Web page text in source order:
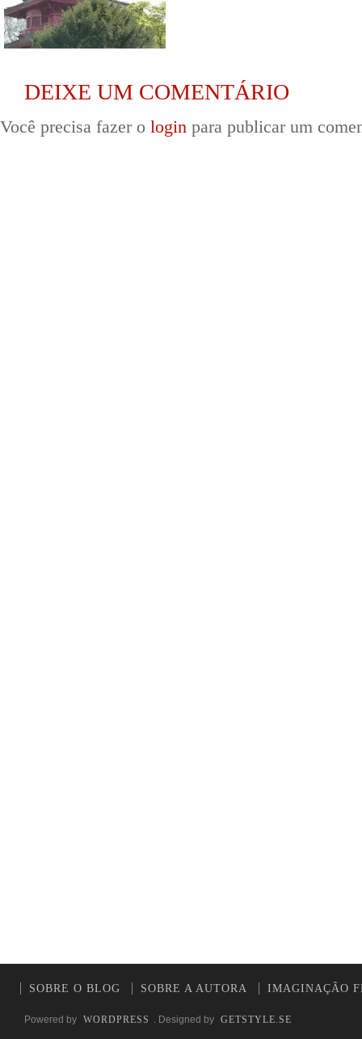
DEIXE UM COMENTÁRIO
Você precisa fazer o login para publicar um
SOBRE O BLOG SOBRE A AUTORA IMAGINAÇÃO
Powered by WORDPRESS . Designed by GETSTYLE.SE